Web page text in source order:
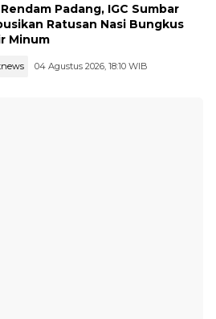
Padang, IGC Sumbar
Ratusan Nasi Bungkus
Minum
04 Agustus 2026, 18:10 WIB